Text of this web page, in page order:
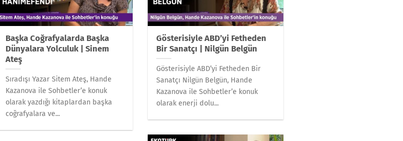
Başka Coğrafyalarda Başka
Dünyalara Yolculuk | Sinem
Ateş
Sıradışı Yazar Sitem Ateş, Hande
Kazanova ile Sohbetler’e konuk
olarak yazdığı kitaplardan başka
coğrafyalara ve...
Gösterisiyle ABD’yi Fetheden
Bir Sanatçı | Nilgün Belgün
Gösterisiyle ABD’yi Fetheden Bir
Sanatçı Nilgün Belgün, Hande
Kazanova ile Sohbetler’e konuk
olarak enerji dolu...